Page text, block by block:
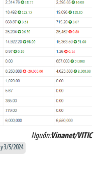
Nguồn:Vinanet/VITIC
3/5/2024